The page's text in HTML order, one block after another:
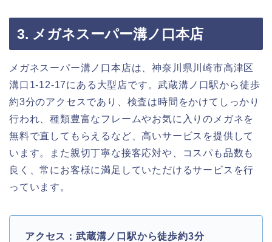
3. メガネスーパー溝ノ口本店
メガネスーパー溝ノ口本店は、神奈川県川崎市高津区
溝口1-12-17にある大型店です。武蔵溝ノ口駅から徒歩
約3分のアクセスであり、検査は時間をかけてしっかり
行われ、種類豊富なフレームやお気に入りのメガネを
無料で直してもらえるなど、高いサービスを提供して
います。また親切丁寧な接客応対や、コスパも品数も
良く、常にお客様に満足していただけるサービスを行
っています。
アクセス：武蔵溝ノ口駅から徒歩約3分